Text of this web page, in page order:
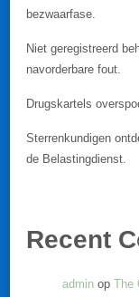
bezwaarfase.
Niet geregistreerd
navorderbare fout.
Drugskartels
Sterrenkundigen
de Belastingdienst.
Recent
admin op The